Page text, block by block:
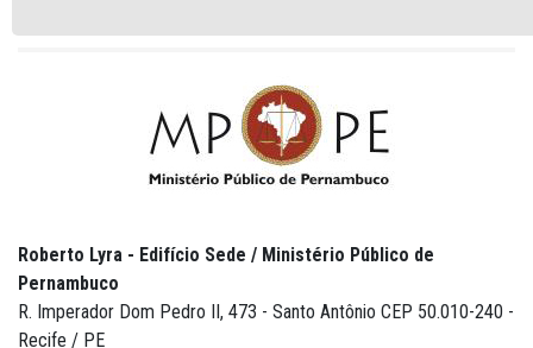
Roberto Lyra - Edifício Sede / Ministério Público de
Pernambuco
R. Imperador Dom Pedro II, 473 - Santo Antônio CEP 50.010-240 -
Recife / PE